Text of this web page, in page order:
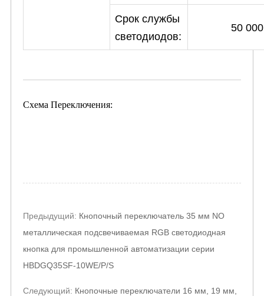
Срок службы
светодиодов:
50
Схема Переключения:
Post
navigation
Предыдущий: Кнопочный переключатель 35 мм NO
металлическая подсвечиваемая RGB светодиодная
кнопка для промышленной автоматизации серии
HBDGQ35SF-10WE/P/S
Следующий: Кнопочные переключатели 16 мм, 19 мм,